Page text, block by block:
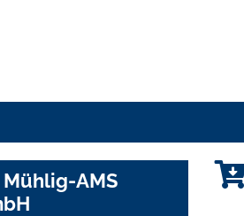
Mühlig-AMS